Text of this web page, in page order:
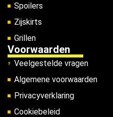
Spoilers
Zijskirts
Grillen
Voorwaarden
Veelgestelde vragen
Algemene voorwaarden
Privacyverklaring
Cookiebeleid